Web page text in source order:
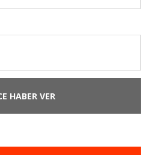
HABER VER